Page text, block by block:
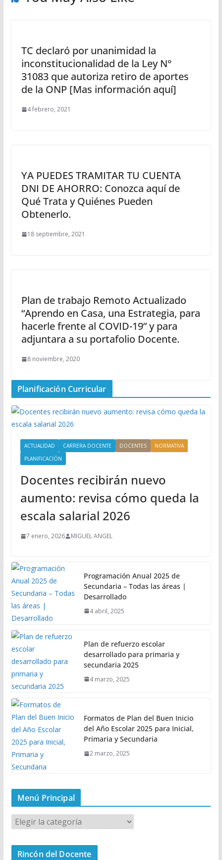
TC declaró por unanimidad la
inconstitucionalidad de la Ley N°
31083 que autoriza retiro de aportes
de la ONP [Mas información aquí]
4 febrero, 2021
YA PUEDES TRAMITAR TU CUENTA
DNI DE AHORRO: Conozca aquí de
Qué Trata y Quiénes Pueden
Obtenerlo.
18 septiembre, 2021
Plan de trabajo Remoto Actualizado
“Aprendo en Casa, una Estrategia, para
hacerle frente al COVID-19” y para
adjuntara a su portafolio Docente.
8 noviembre, 2020
Planificación Curricular
ACTUALIDAD CARRERA DOCENTE DOCENTES
NORMATIVA
PLANIFICACIÓN
Docentes recibirán nuevo
aumento: revisa cómo queda la
escala salarial 2026
7 enero, 2026 MIGUEL ANGEL
Programación Anual 2025 de
Secundaria – Todas las áreas |
Desarrollado
4 abril, 2025
Plan de refuerzo escolar
desarrollado para primaria y
secundaria 2025
4 marzo, 2025
Formatos de Plan del Buen Inicio
del Año Escolar 2025 para Inicial,
Primaria y Secundaria
2 marzo, 2025
Menú Principal
M
e
n
Rincón del Docente